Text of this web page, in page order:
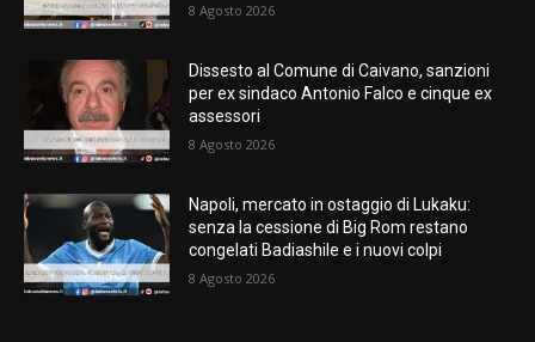
8 Agosto 2026
Dissesto al Comune di Caivano, sanzioni
per ex sindaco Antonio Falco e cinque ex
assessori
8 Agosto 2026
Napoli, mercato in ostaggio di Lukaku:
senza la cessione di Big Rom restano
congelati Badiashile e i nuovi colpi
8 Agosto 2026